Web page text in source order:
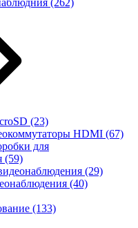
(262)
(23)
HDMI (67)
для
(59)
(29)
(40)
(133)